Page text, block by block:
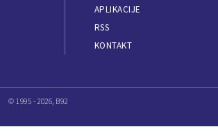
APLIKACIJE
RSS
KONTAKT
© 1995 - 2026, B92